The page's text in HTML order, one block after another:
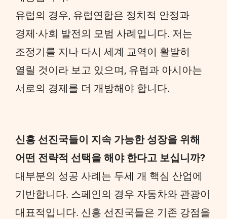
유럽의 경우, 유럽연합은 정치적 안정과
경제·사회 발전의 모범 사례입니다. 저는
조정기를 지나 다시 세계 교역이 활발히
열릴 것이라 보고 있으며, 유럽과 아시아는
서로의 경제를 더 개방해야 합니다.
신흥 선진국들이 지속 가능한 성장을 위해
어떤 전략적 선택을 해야 한다고 보십니까?
대부분의 성공 사례는 두세 개 핵심 산업에
기반합니다. 스페인의 경우 자동차와 관광이
대표적입니다. 신흥 선진국들은 기존 강점을